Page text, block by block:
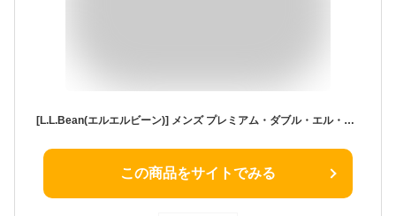
[L.L.Bean(エルエルビーン)] メンズ プレミアム・ダブル・エル・ポロシャツ 半袖 カタディン・ロゴの刺繍入り ジャパン・フィット Mサイズ ブラック Black ０ＵＲＱ４１０００４
この商品をサイトでみる